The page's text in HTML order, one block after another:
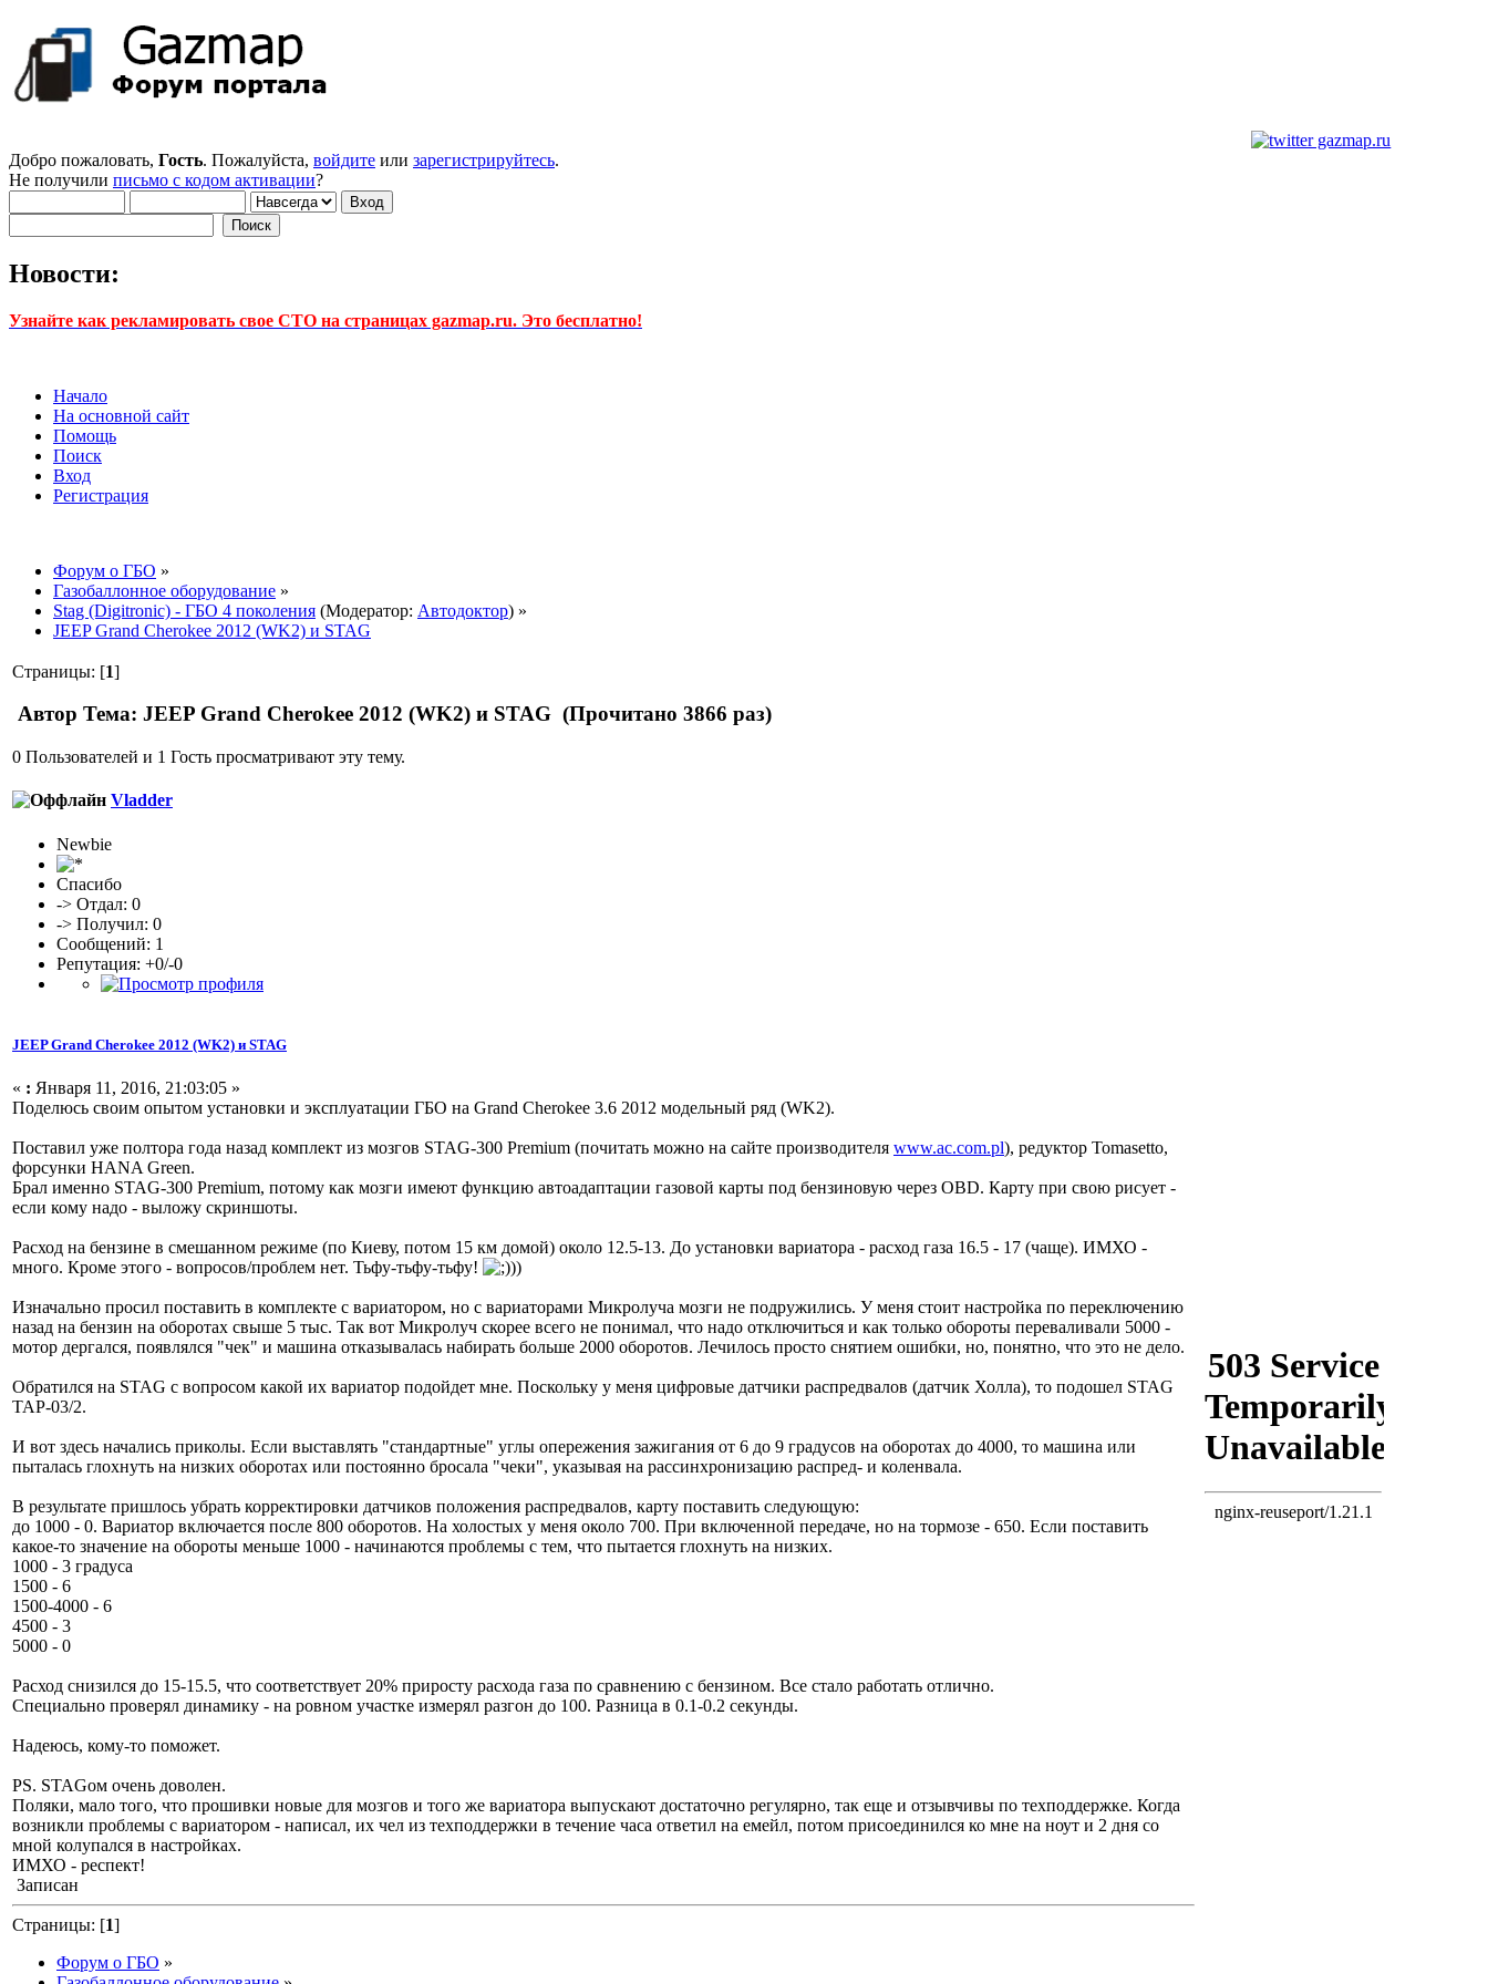
Добро пожаловать, Гость. Пожалуйста, войдите или зарегистрируйтесь.
Не получили письмо с кодом активации?
Новости:
Узнайте как рекламировать свое СТО на страницах gazmap.ru. Это бесплатно!
Начало
На основной сайт
Помощь
Поиск
Вход
Регистрация
Форум о ГБО »
Газобаллонное оборудование »
Stag (Digitronic) - ГБО 4 поколения (Модератор: Автодоктор) »
JEEP Grand Cherokee 2012 (WK2) и STAG
Страницы: [1]
Автор Тема: JEEP Grand Cherokee 2012 (WK2) и STAG (Прочитано 3866 раз)
0 Пользователей и 1 Гость просматривают эту тему.
Vladder
Newbie
Спасибо
-> Отдал: 0
-> Получил: 0
Сообщений: 1
Репутация: +0/-0
JEEP Grand Cherokee 2012 (WK2) и STAG
« : Января 11, 2016, 21:03:05 »
Поделюсь своим опытом установки и эксплуатации ГБО на Grand Cherokee 3.6 2012 модельный ряд (WK2).
Поставил уже полтора года назад комплект из мозгов STAG-300 Premium (почитать можно на сайте производителя www.ac.com.pl), редуктор Tomasetto,
форсунки HANA Green.
Брал именно STAG-300 Premium, потому как мозги имеют функцию автоадаптации газовой карты под бензиновую через OBD. Карту при свою рисует -
если кому надо - выложу скриншоты.
Расход на бензине в смешанном режиме (по Киеву, потом 15 км домой) около 12.5-13. До установки вариатора - расход газа 16.5 - 17 (чаще). ИМХО -
много. Кроме этого - вопросов/проблем нет. Тьфу-тьфу-тьфу!
))
Изначально просил поставить в комплекте с вариатором, но с вариаторами Микролуча мозги не подружились. У меня стоит настройка по переключению
назад на бензин на оборотах свыше 5 тыс. Так вот Микролуч скорее всего не понимал, что надо отключиться и как только обороты переваливали 5000 -
мотор дергался, появлялся "чек" и машина отказывалась набирать больше 2000 оборотов. Лечилось просто снятием ошибки, но, понятно, что это не дело.
Обратился на STAG c вопросом какой их вариатор подойдет мне. Поскольку у меня цифровые датчики распредвалов (датчик Холла), то подошел STAG
TAP-03/2.
И вот здесь начались приколы. Если выставлять "стандартные" углы опережения зажигания от 6 до 9 градусов на оборотах до 4000, то машина или
пыталась глохнуть на низких оборотах или постоянно бросала "чеки", указывая на рассинхронизацию распред- и коленвала.
В результате пришлось убрать корректировки датчиков положения распредвалов, карту поставить следующую:
до 1000 - 0. Вариатор включается после 800 оборотов. На холостых у меня около 700. При включенной передаче, но на тормозе - 650. Если поставить
какое-то значение на обороты меньше 1000 - начинаются проблемы с тем, что пытается глохнуть на низких.
1000 - 3 градуса
1500 - 6
1500-4000 - 6
4500 - 3
5000 - 0
Расход снизился до 15-15.5, что соответствует 20% приросту расхода газа по сравнению с бензином. Все стало работать отлично.
Специально проверял динамику - на ровном участке измерял разгон до 100. Разница в 0.1-0.2 секунды.
Надеюсь, кому-то поможет.
PS. STAGом очень доволен.
Поляки, мало того, что прошивки новые для мозгов и того же вариатора выпускают достаточно регулярно, так еще и отзывчивы по техподдержке. Когда
возникли проблемы с вариатором - написал, их чел из техподдержки в течение часа ответил на емейл, потом присоединился ко мне на ноут и 2 дня со
мной колупался в настройках.
ИМХО - респект!
Записан
Страницы: [1]
Форум о ГБО »